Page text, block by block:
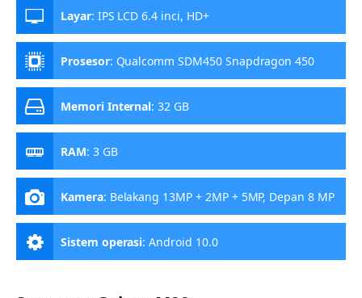
Layar: IPS LCD 6.4 inci, HD+
Prosesor: Qualcomm SDM450 Snapdragon 450
Memori Internal:32 GB
RAM: 3 GB
Kamera: Belakang 13MP + 2MP + 5MP, Depan 8 MP
Sistem operasi:Android 10.0